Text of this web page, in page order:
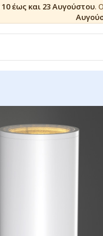
10 έως και 23 Αυγούστου.